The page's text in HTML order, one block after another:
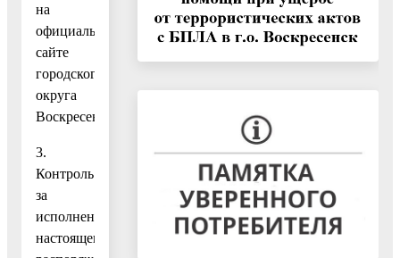
на
официальном
сайте
городского
округа
Воскресенск.
3.
Контроль
за
исполнением
настоящего